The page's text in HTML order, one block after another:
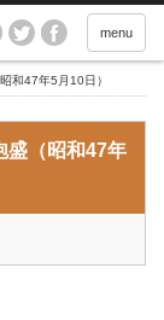
menu
和47年5月10日）
盛（昭和47年